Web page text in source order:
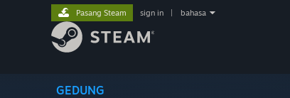
GEDUNG
Pasang Steam sign in bahasa